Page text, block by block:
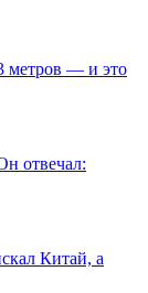
метров — и это
отвечал:
Китай, а